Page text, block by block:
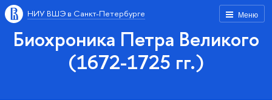
Меню
НИУ ВШЭ в Санкт-Петербурге
Биохроника Петра Великого
(1672-1725 гг.)